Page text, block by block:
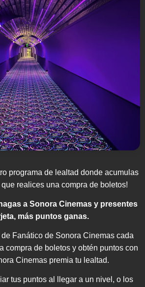
programa de lealtad donde acumulas
realices una compra de boletos!
a Sonora Cinemas y presentes
más puntos ganas.
Fanático de Sonora Cinemas cada
compra de boletos y obtén puntos con
Cinemas premia tu lealtad.
tus puntos al llegar a un nivel, o los